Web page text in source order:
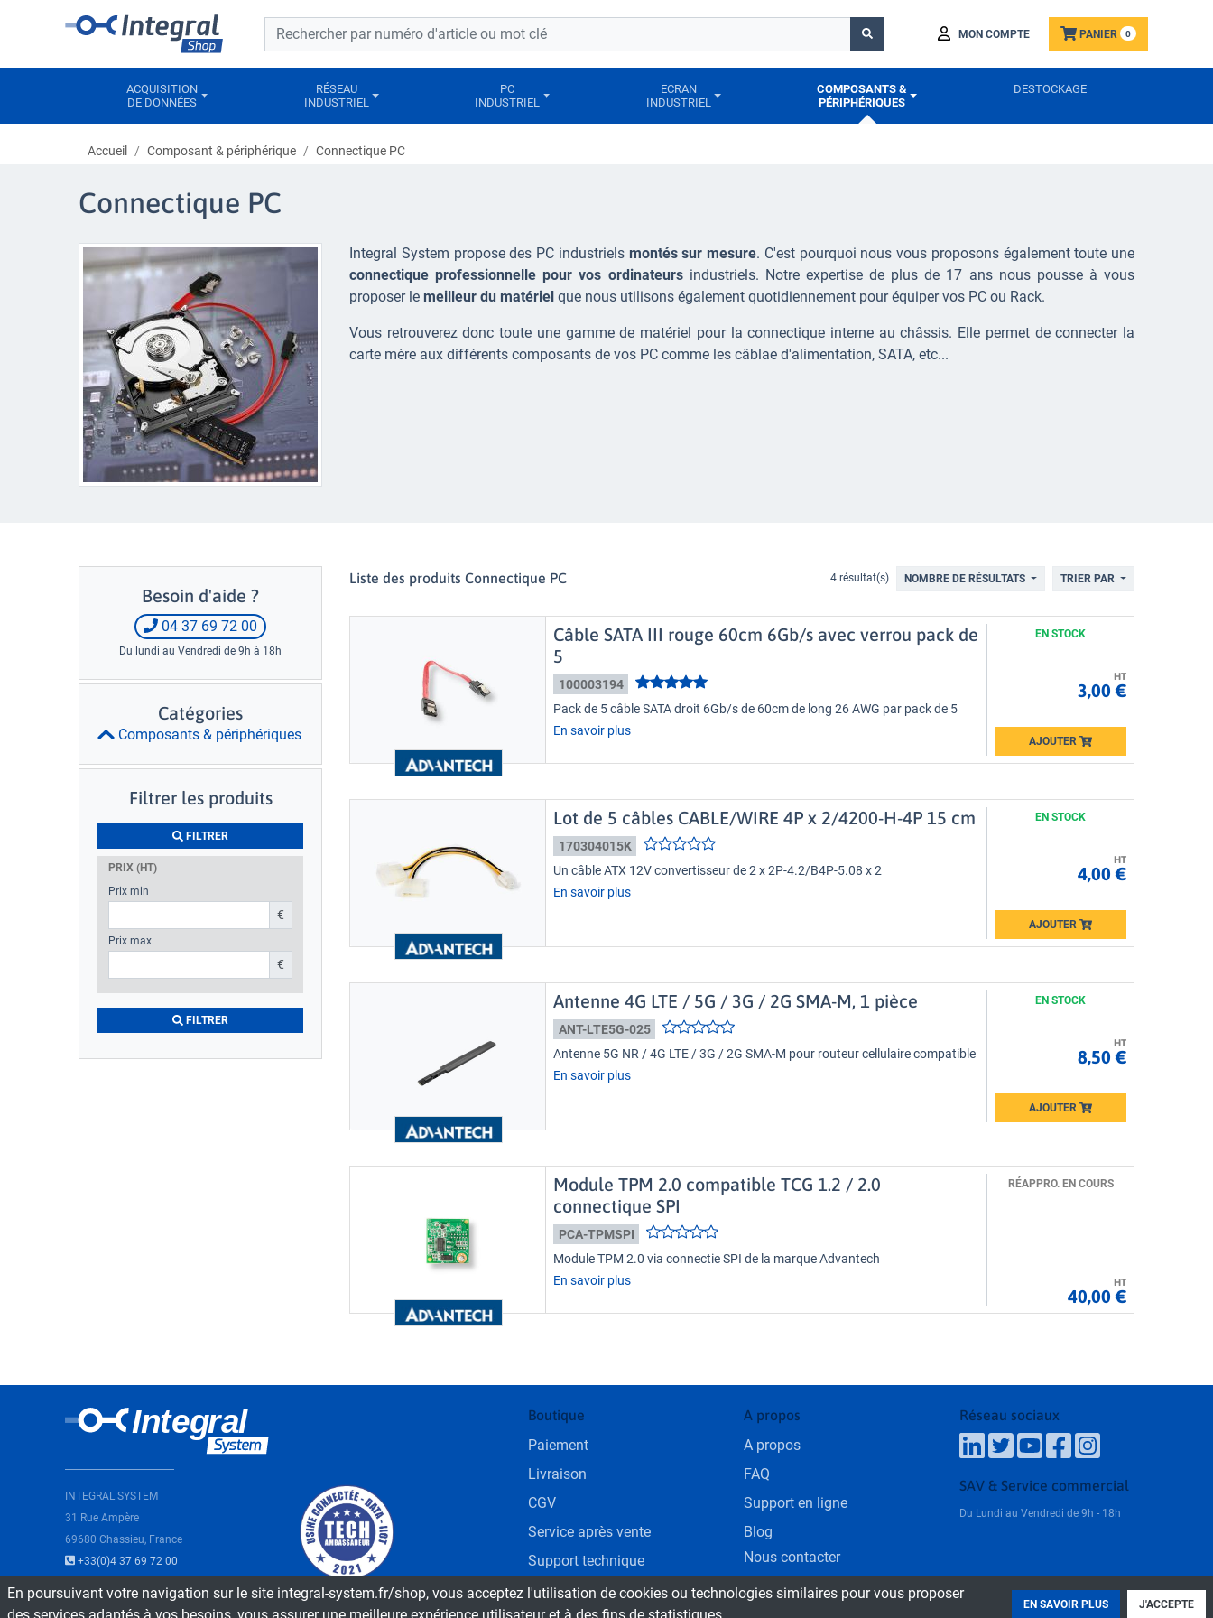
Barre de recherche
Barre de recherche MON COMPTE PANIER 0
ACQUISITION
DE DONNÉES
RÉSEAU
INDUSTRIEL
PC
INDUSTRIEL
ECRAN
INDUSTRIEL
COMPOSANTS &
PÉRIPHÉRIQUES
DESTOCKAGE
Accueil Composant & périphérique Connectique PC
Connectique PC
Integral System propose des PC industriels montés sur mesure. C'est pourquoi nous vous proposons également toute une
connectique professionnelle pour vos ordinateursindustriels. Notre expertise de plus de 17 ans nous pousse à vous
proposer le meilleur du matériel que nous utilisons également quotidiennement pour équiper vos PC ou Rack.
Vous retrouverez donc toute une gamme de matériel pour la connectique interne au châssis. Elle permet de connecter la
carte mère aux différents composants de vos PC comme les câblae d'alimentation, SATA, etc...
Besoin d'aide ?
04 37 69 72 00
Du lundi au Vendredi de 9h à 18h
Catégories
Composants & périphériques
Filtrer les produits
FILTRER
PRIX (HT)
Prix min
€
Prix max
€
FILTRER
Liste des produits Connectique PC 4 résultat(s) NOMBRE DE RÉSULTATS TRIER PAR
Câble SATA III rouge 60cm 6Gb/s avec verrou pack de
5
100003194
Pack de 5 câble SATA droit 6Gb/s de 60cm de long 26 AWG par pack de 5
En savoir plus
EN STOCK
HT
3,00 €
AJOUTER
Loading...
Lot de 5 câbles CABLE/WIRE 4P x 2/4200-H-4P 15 cm
170304015K
Un câble ATX 12V convertisseur de 2 x 2P-4.2/B4P-5.08 x 2
En savoir plus
EN STOCK
HT
4,00 €
AJOUTER
Loading...
Antenne 4G LTE / 5G / 3G / 2G SMA-M, 1 pièce
ANT-LTE5G-025
Antenne 5G NR / 4G LTE / 3G / 2G SMA-M pour routeur cellulaire compatible
En savoir plus
EN STOCK
HT
8,50 €
AJOUTER
Loading...
Module TPM 2.0 compatible TCG 1.2 / 2.0
connectique SPI
PCA-TPMSPI
Module TPM 2.0 via connectie SPI de la marque Advantech
En savoir plus
RÉAPPRO. EN COURS
HT
40,00 €
INTEGRAL SYSTEM
31 Rue Ampère
69680 Chassieu, France
+33(0)4 37 69 72 00
Boutique
Paiement
Livraison
CGV
Service après vente
Support technique
A propos
A propos
FAQ
Support en ligne
Blog
Nous contacter
Réseau sociaux
SAV & Service commercial
Du Lundi au Vendredi de 9h - 18h
En poursuivant votre navigation sur le site integral-system.fr/shop, vous acceptez l'utilisation de cookies ou technologies similaires pour vous proposer
EN SAVOIR PLUS J'ACCEPTE